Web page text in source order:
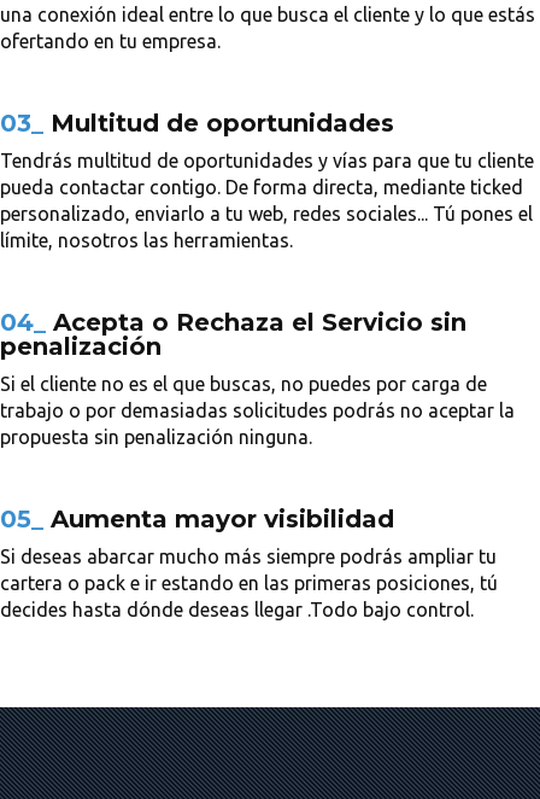
una conexión ideal entre lo que busca el cliente y lo que estás
ofertando en tu empresa.
03_ Multitud de oportunidades
Tendrás multitud de oportunidades y vías para que tu cliente
pueda contactar contigo. De forma directa, mediante ticked
personalizado, enviarlo a tu web, redes sociales... Tú pones el
límite, nosotros las herramientas.
04_
Acepta o Rechaza el Servicio sin
penalización
Si el cliente no es el que buscas, no puedes por carga de
trabajo o por demasiadas solicitudes podrás no aceptar la
propuesta sin penalización ninguna.
05_ Aumenta mayor visibilidad
Si deseas abarcar mucho más siempre podrás ampliar tu
cartera o pack e ir estando en las primeras posiciones, tú
decides hasta dónde deseas llegar .Todo bajo control.